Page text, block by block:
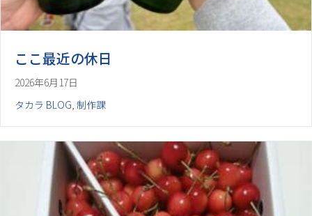
ここ最近の休日
2026年6月17日
タカラ BLOG, 制作課